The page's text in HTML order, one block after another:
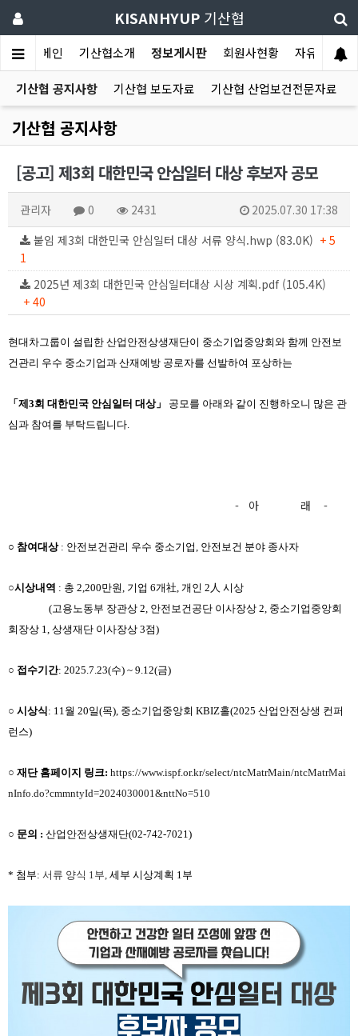
KISANHYUP기산협
메인 기산협소개 정보게시판 회원사현황 자유게시판
기산협 공지사항 기산협 보도자료 기산협 산업보건전문자료
기산협 공지사항
[공고] 제3회 대한민국 안심일터 대상 후보자 공모
관리자 0 2431
2025.07.30 17:38
붙임 제3회 대한민국 안심일터 대상 서류 양식.hwp (83.0K) + 5
1
2025년 제3회 대한민국 안심일터대상 시상 계획.pdf (105.4K)
+ 40
현대차그룹이 설립한 산업안전상생재단이 중소기업중앙회와 함께 안전보
건관리 우수 중소기업과 산재예방 공로자를 선발하여 포상하는
「제 3회 대한민국 안심일터 대상」
공모를 아래와 같이 진행하오니 많은 관
심과 참여를 부탁드립니다.
- 아 래 -
○ 참여대상 : 안전보건관리 우수 중소기업, 안전보건 분야 종사자
○시상내역 : 총 2,200만원, 기업 6개社, 개인 2 人 시상
(고용노동부 장관상 2, 안전보건공단 이사장상 2, 중소기업중앙회
회장상 1, 상생재단 이사장상 3점)
○ 접수기간: 2025.7.23(수) ~ 9.12(금)
○ 시상식: 11월 20일(목), 중소기업중앙회 KBIZ홀(2025 산업안전상생 컨퍼
런스)
○ 재단 홈페이지 링크: https://www.ispf.or.kr/select/ntcMatrMain/ntcMatrMai
nInfo.do?cmmntyId=2024030001&nttNo=510
○ 문의 : 산업안전상생재단(02-742-7021)
* 첨부: 서류 양식 1부, 세부 시상계획 1부